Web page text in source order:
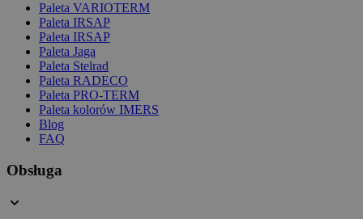
Paleta VARIOTERM
Paleta IRSAP
Paleta IRSAP
Paleta Jaga
Paleta Stelrad
Paleta RADECO
Paleta PRO-TERM
Paleta kolorów IMERS
Blog
FAQ
Obsługa